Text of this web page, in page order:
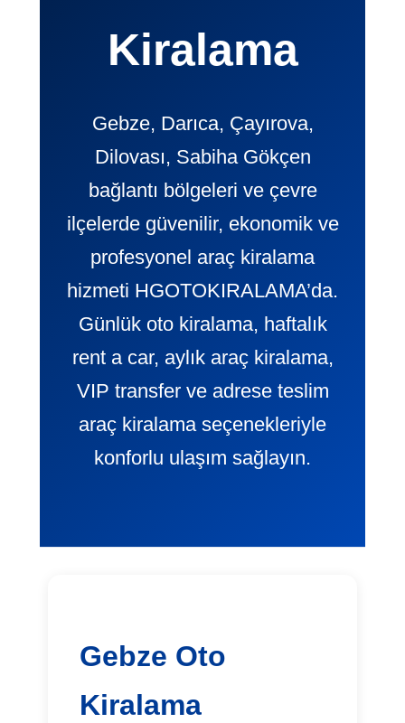
Kiralama
Gebze, Darıca, Çayırova,
Dilovası, Sabiha Gökçen
bağlantı bölgeleri ve çevre
ilçelerde güvenilir, ekonomik ve
profesyonel araç kiralama
hizmeti HGOTOKIRALAMA’da.
Günlük oto kiralama, haftalık
rent a car, aylık araç kiralama,
VIP transfer ve adrese teslim
araç kiralama seçenekleriyle
konforlu ulaşım sağlayın.
Gebze Oto
Kiralama